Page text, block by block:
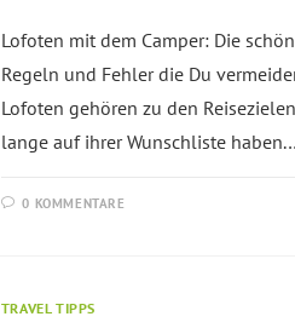
Lofoten mit dem Camper: Die
Regeln und Fehler die Du
Lofoten gehören zu den
lange auf ihrer Wunschliste
0 KOMMENTARE
TRAVEL TIPPS